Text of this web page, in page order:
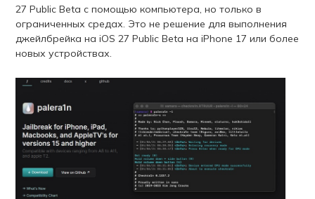
27 Public Beta с помощью компьютера, но только в
ограниченных средах. Это не решение для выполнения
джейлбрейка на iOS 27 Public Beta на iPhone 17 или более
новых устройствах.